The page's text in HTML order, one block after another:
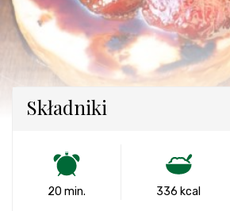
Składniki
20 min. 336 kcal